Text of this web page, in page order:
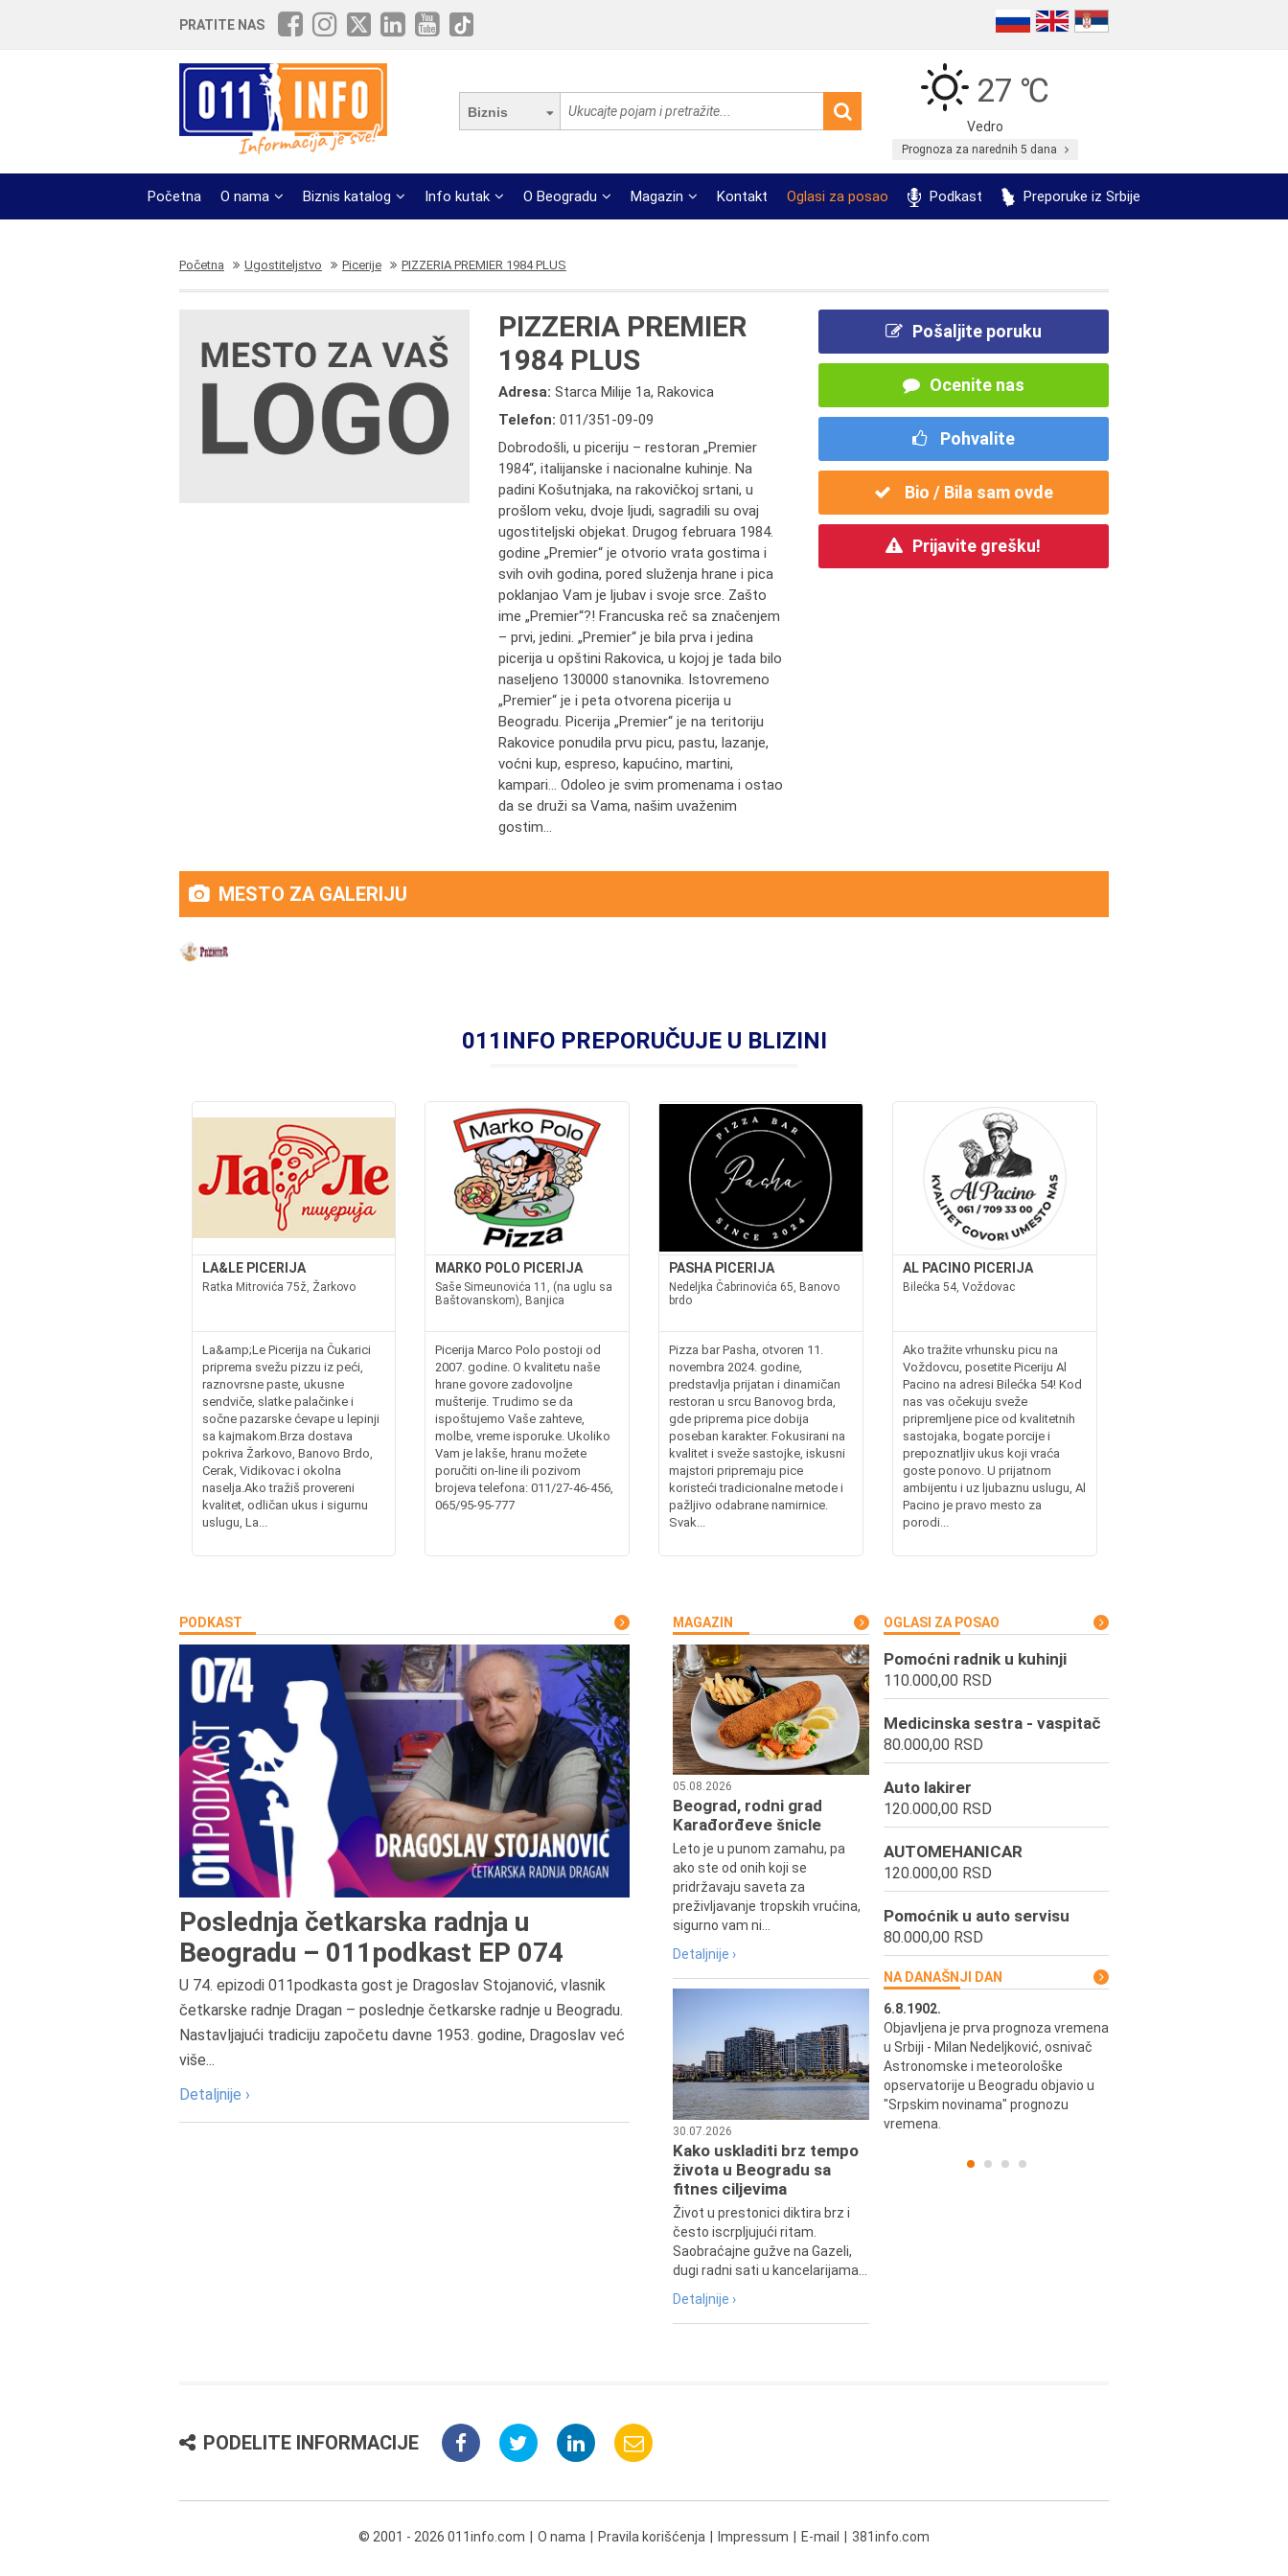
PRATITE NAS
Biznis
27 ℃
Vedro
Prognoza za narednih 5 dana
Početna O nama Biznis katalog Info kutak O Beogradu Magazin Kontakt Oglasi za posao Podkast Preporuke iz Srbije
Početna Ugostiteljstvo Picerije PIZZERIA PREMIER 1984 PLUS
PIZZERIA PREMIER
1984 PLUS
Adresa:Starca Milije 1a, Rakovica
Telefon:011/351-09-09
Dobrodošli, u piceriju – restoran „Premier
1984“, italijanske i nacionalne kuhinje. Na
padini Košutnjaka, na rakovičkoj srtani, u
prošlom veku, dvoje ljudi, sagradili su ovaj
ugostiteljski objekat. Drugog februara 1984.
godine „Premier“ je otvorio vrata gostima i
svih ovih godina, pored služenja hrane i pica
poklanjao Vam je ljubav i svoje srce. Zašto
ime „Premier“?! Francuska reč sa značenjem
– prvi, jedini. „Premier“ je bila prva i jedina
picerija u opštini Rakovica, u kojoj je tada bilo
naseljeno 130000 stanovnika. Istovremeno
„Premier“ je i peta otvorena picerija u
Beogradu. Picerija „Premier“ je na teritoriju
Rakovice ponudila prvu picu, pastu, lazanje,
voćni kup, espreso, kapućino, martini,
kampari... Odoleo je svim promenama i ostao
da se druži sa Vama, našim uvaženim
gostim...
Pošaljite poruku
Ocenite nas
Pohvalite
Bio / Bila sam ovde
Prijavite grešku!
MESTO ZA GALERIJU
011INFO PREPORUČUJE U BLIZINI
LA&LE PICERIJA
Ratka Mitrovića 75ž, Žarkovo
La&amp;Le Picerija na Čukarici
priprema svežu pizzu iz peći,
raznovrsne paste, ukusne
sendviče, slatke palačinke i
sočne pazarske ćevape u lepinji
sa kajmakom.Brza dostava
pokriva Žarkovo, Banovo Brdo,
Cerak, Vidikovac i okolna
naselja.Ako tražiš provereni
kvalitet, odličan ukus i sigurnu
uslugu, La...
MARKO POLO PICERIJA
Saše Simeunovića 11, (na uglu sa
Baštovanskom), Banjica
Picerija Marco Polo postoji od
2007. godine. O kvalitetu naše
hrane govore zadovoljne
mušterije. Trudimo se da
ispoštujemo Vaše zahteve,
molbe, vreme isporuke. Ukoliko
Vam je lakše, hranu možete
poručiti on-line ili pozivom
brojeva telefona: 011/27-46-456,
065/95-95-777
PASHA PICERIJA
Nedeljka Čabrinovića 65, Banovo
brdo
Pizza bar Pasha, otvoren 11.
novembra 2024. godine,
predstavlja prijatan i dinamičan
restoran u srcu Banovog brda,
gde priprema pice dobija
poseban karakter. Fokusirani na
kvalitet i sveže sastojke, iskusni
majstori pripremaju pice
koristeći tradicionalne metode i
pažljivo odabrane namirnice.
Svak...
AL PACINO PICERIJA
Bilećka 54, Voždovac
Ako tražite vrhunsku picu na
Voždovcu, posetite Piceriju Al
Pacino na adresi Bilećka 54! Kod
nas vas očekuju sveže
pripremljene pice od kvalitetnih
sastojaka, bogate porcije i
prepoznatljiv ukus koji vraća
goste ponovo. U prijatnom
ambijentu i uz ljubaznu uslugu, Al
Pacino je pravo mesto za
porodi...
PODKAST
Poslednja četkarska radnja u
Beogradu – 011podkast EP 074
U 74. epizodi 011podkasta gost je Dragoslav Stojanović, vlasnik
četkarske radnje Dragan – poslednje četkarske radnje u Beogradu.
Nastavljajući tradiciju započetu davne 1953. godine, Dragoslav već
više...
Detaljnije ›
MAGAZIN
05.08.2026
Beograd, rodni grad
Karađorđeve šnicle
Leto je u punom zamahu, pa
ako ste od onih koji se
pridržavaju saveta za
preživljavanje tropskih vrućina,
sigurno vam ni...
Detaljnije ›
30.07.2026
Kako uskladiti brz tempo
života u Beogradu sa
fitnes ciljevima
Život u prestonici diktira brz i
često iscrpljujući ritam.
Saobraćajne gužve na Gazeli,
dugi radni sati u kancelarijama...
Detaljnije ›
OGLASI ZA POSAO
Pomoćni radnik u kuhinji
110.000,00 RSD
Medicinska sestra - vaspitač
80.000,00 RSD
Auto lakirer
120.000,00 RSD
AUTOMEHANICAR
120.000,00 RSD
Pomoćnik u auto servisu
80.000,00 RSD
NA DANAŠNJI DAN
Preminula je Zorka Boljanović,
vazduhoplovni inženjer, predsednik
Udruženja žena pilota Jugoslavije.
6.8.1902.
Objavljena je prva prognoza vremena
u Srbiji - Milan Nedeljković, osnivač
Astronomske i meteorološke
opservatorije u Beogradu objavio u
"Srpskim novinama" prognozu
vremena.
PODELITE INFORMACIJE
© 2001 - 2026 011info.com O nama Pravila korišćenja Impressum E-mail 381info.com